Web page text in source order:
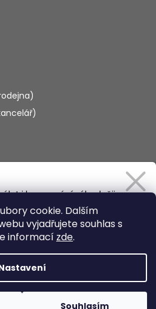
cookie. Dalším
vyjadřujete souhlas s
informací zde.
Souhlasím
HLEDAT
. Všechna práva vyhrazena.
i kempování výhodněji.
Vám pošleme
osobních údajů